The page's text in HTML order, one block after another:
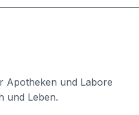
Apotheken und Labore
und Leben.